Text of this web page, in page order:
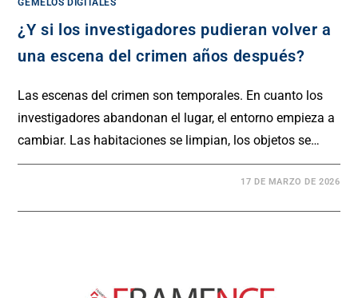
¿Y si los investigadores pudieran volver a
una escena del crimen años después?
Las escenas del crimen son temporales. En cuanto los
investigadores abandonan el lugar, el entorno empieza a
cambiar. Las habitaciones se limpian, los objetos se…
17 DE MARZO DE 2026